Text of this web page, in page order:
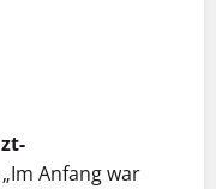
„Im Anfang war